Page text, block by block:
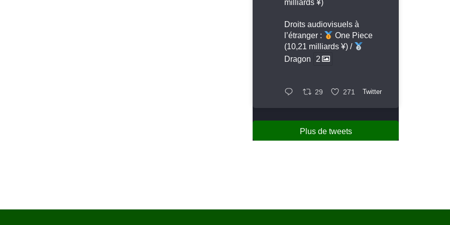
milliards ¥)
Droits audiovisuels à
l’étranger :
One Piece
(10,21 milliards ¥) /
Dragon
2
29 271 Twitter
Plus de tweets